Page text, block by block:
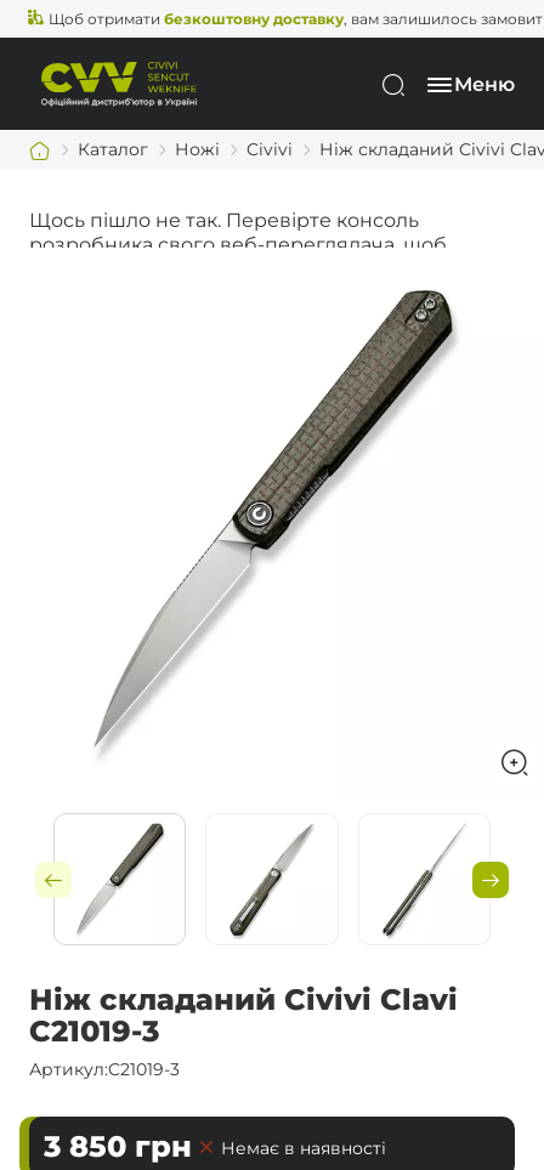
Щоб отриматибезкоштовну доставку, вам залишилось замовити
Меню
Каталог Ножі Civivi Ніж складаний Civivi
Щось пішло не так. Перевірте консоль
розробника свого веб-переглядача, щоб
Ніж складаний Civivi Clavi
C21019-3
Артикул:C21019-3
3 850 грн Немає в наявності